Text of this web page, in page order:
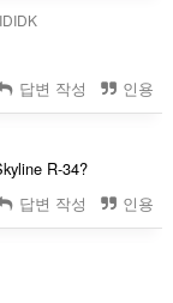
답변 작성 인용
R-34?
답변 작성 인용